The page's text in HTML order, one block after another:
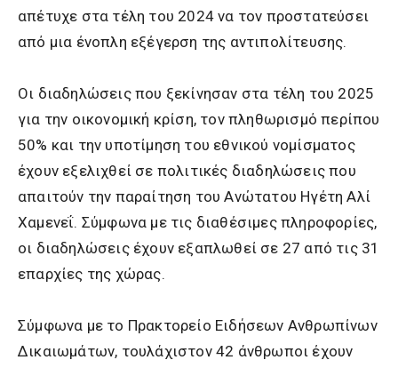
απέτυχε στα τέλη του 2024 να τον προστατεύσει
από μια ένοπλη εξέγερση της αντιπολίτευσης.
Οι διαδηλώσεις που ξεκίνησαν στα τέλη του 2025
για την οικονομική κρίση, τον πληθωρισμό περίπου
50% και την υποτίμηση του εθνικού νομίσματος
έχουν εξελιχθεί σε πολιτικές διαδηλώσεις που
απαιτούν την παραίτηση του Ανώτατου Ηγέτη Αλί
Χαμενεΐ. Σύμφωνα με τις διαθέσιμες πληροφορίες,
οι διαδηλώσεις έχουν εξαπλωθεί σε 27 από τις 31
επαρχίες της χώρας.
Σύμφωνα με το Πρακτορείο Ειδήσεων Ανθρωπίνων
Δικαιωμάτων, τουλάχιστον 42 άνθρωποι έχουν